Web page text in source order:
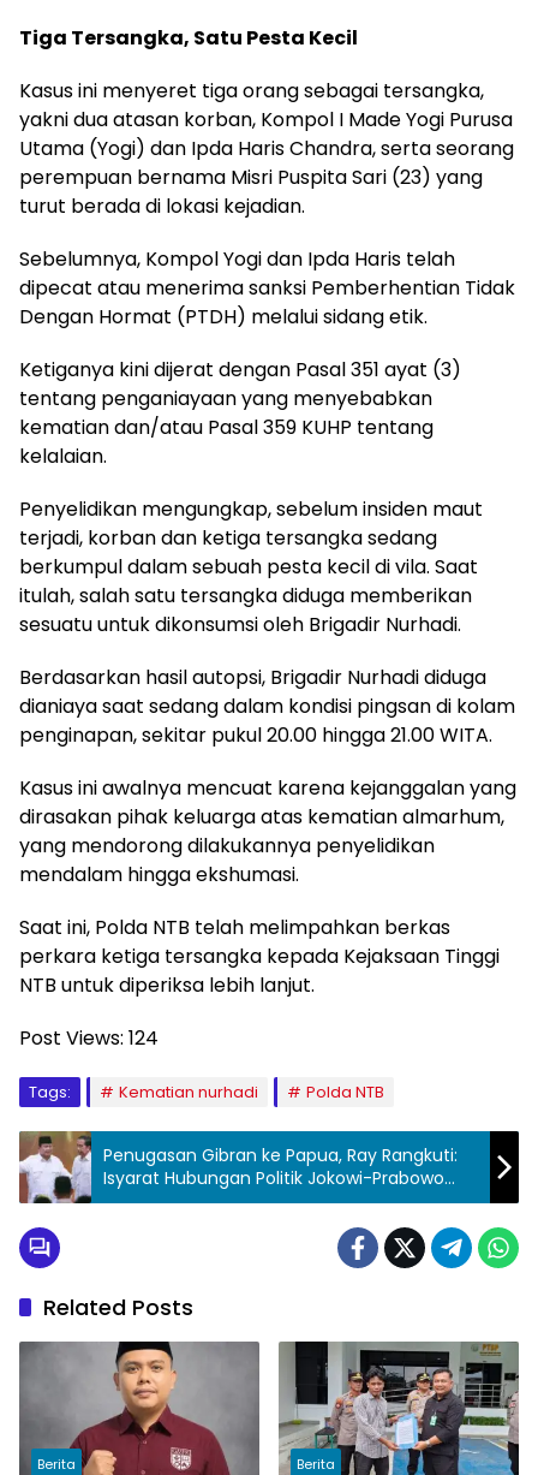
Tiga Tersangka, Satu Pesta Kecil
Kasus ini menyeret tiga orang sebagai tersangka,
yakni dua atasan korban, Kompol I Made Yogi Purusa
Utama (Yogi) dan Ipda Haris Chandra, serta seorang
perempuan bernama Misri Puspita Sari (23) yang
turut berada di lokasi kejadian.
Sebelumnya, Kompol Yogi dan Ipda Haris telah
dipecat atau menerima sanksi Pemberhentian Tidak
Dengan Hormat (PTDH) melalui sidang etik.
Ketiganya kini dijerat dengan Pasal 351 ayat (3)
tentang penganiayaan yang menyebabkan
kematian dan/atau Pasal 359 KUHP tentang
kelalaian.
Penyelidikan mengungkap, sebelum insiden maut
terjadi, korban dan ketiga tersangka sedang
berkumpul dalam sebuah pesta kecil di vila. Saat
itulah, salah satu tersangka diduga memberikan
sesuatu untuk dikonsumsi oleh Brigadir Nurhadi.
Berdasarkan hasil autopsi, Brigadir Nurhadi diduga
dianiaya saat sedang dalam kondisi pingsan di kolam
penginapan, sekitar pukul 20.00 hingga 21.00 WITA.
Kasus ini awalnya mencuat karena kejanggalan yang
dirasakan pihak keluarga atas kematian almarhum,
yang mendorong dilakukannya penyelidikan
mendalam hingga ekshumasi.
Saat ini, Polda NTB telah melimpahkan berkas
perkara ketiga tersangka kepada Kejaksaan Tinggi
NTB untuk diperiksa lebih lanjut.
Post Views: 124
Tags: Kematian nurhadi Polda NTB
Penugasan Gibran ke Papua, Ray Rangkuti:
Isyarat Hubungan Politik Jokowi-Prabowo
Makin Tak Seiring
Related Posts
Berita Berita